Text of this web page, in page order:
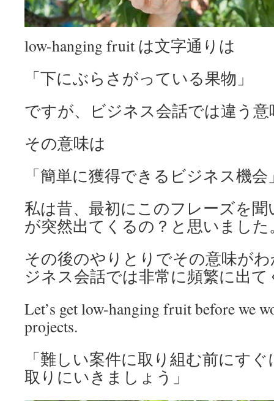
low-hanging fruit は文字通りは
「下にぶらさがっている果物」
ですが、ビジネス会話では違う
その意味は
「簡単に獲得できるビジネス機会
私は昔、最初にこのフレーズを聞
が突然出てくるの？と思いました
その後のやりとりでその意味が
ジネス会話では非常に頻繁に出
Let’s get low-hanging fruit before we
projects.
「難しい案件に取り組む前にす
取りにいきましょう」